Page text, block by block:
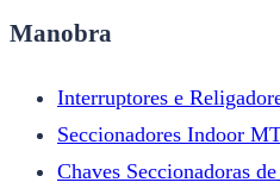
Manobra
Interruptores e
Seccionadores Indoor
Chaves Seccionadoras